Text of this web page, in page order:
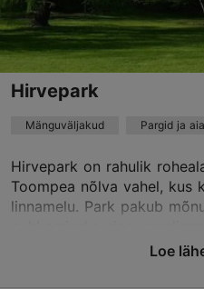
Hirvepark
Mänguväljakud Pargid ja
Hirvepark on rahulik
Toompea nõlva vahel, kus
linnamelu. Park pakub
Loe